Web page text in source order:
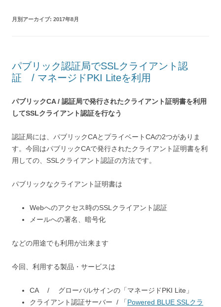
月別アーカイブ: 2017年8月
パブリック認証局でSSLクライアント認
証 / マネージドPKI Liteを利用
パブリックCA / 認証局で発行されたクライアント証明書を利用
してSSLクライアント認証を行なう
認証局には、パブリックCAとプライベートCAの2つがありま
す。今回はパブリックCAで発行されたクライアント証明書を利
用しての、SSLクライアント認証の方法です。
パブリックなクライアント証明書は
Webへのアクセス時のSSLクライアント認証
メールへの署名、暗号化
などの用途でも利用が出来ます
今回、利用する製品・サービスは
CA / グローバルサインの「マネージドPKI Lite」
クライアント認証サーバー / 「Powered BLUE SSLクラ